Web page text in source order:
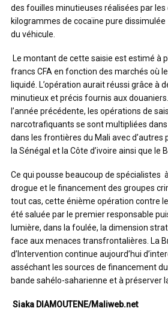
des fouilles minutieuses réalisées par les
kilogrammes de cocaïne pure
du véhicule.
Le montant de cette saisie est estimé à
francs CFA en fonction des marchés où
liquidé. L’opération aurait réussi grâce à
minutieux et précis fournis aux
l’année précédente, les opérations de
narcotrafiquants se sont multipliées
dans les frontières du Mali avec d’autres
la Sénégal et la Côte d’ivoire ainsi que le
Ce qui pousse beaucoup de spécialistes
drogue et le financement des groupes
tout cas, cette énième opération contre
été saluée par le premier responsable
lumière, dans la foulée, la dimension
face aux menaces transfrontalières. La
d’Intervention continue aujourd’hui
asséchant les sources de financement
bande sahélo-saharienne et à préserver
Siaka DIAMOUTENE/Maliweb.net